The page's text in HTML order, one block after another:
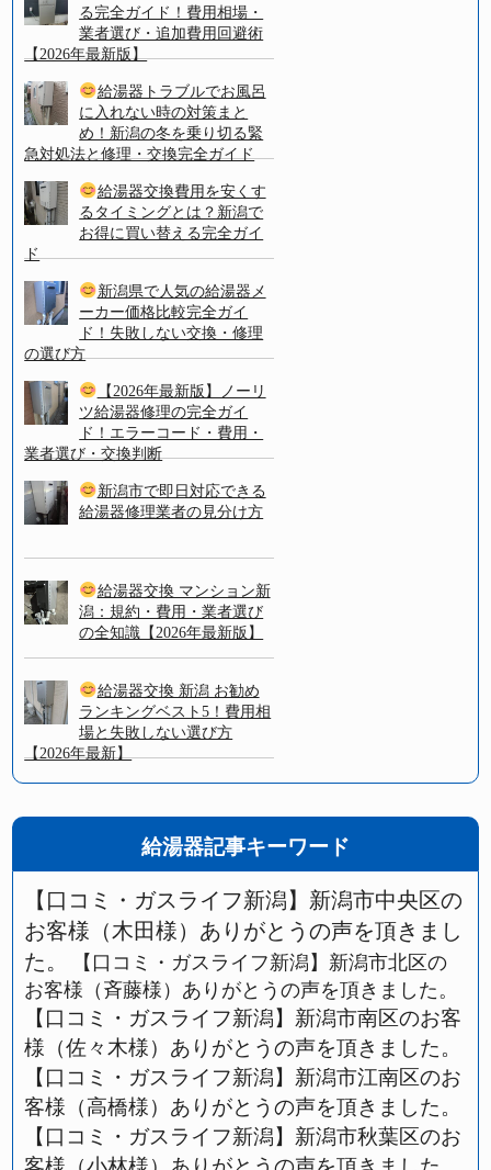
る完全ガイド！費用相場・
業者選び・追加費用回避術
【2026年最新版】
給湯器トラブルでお風呂
に入れない時の対策まと
め！新潟の冬を乗り切る緊
急対処法と修理・交換完全ガイド
給湯器交換費用を安くす
るタイミングとは？新潟で
お得に買い替える完全ガイ
ド
新潟県で人気の給湯器メ
ーカー価格比較完全ガイ
ド！失敗しない交換・修理
の選び方
【2026年最新版】ノーリ
ツ給湯器修理の完全ガイ
ド！エラーコード・費用・
業者選び・交換判断
新潟市で即日対応できる
給湯器修理業者の見分け方
給湯器交換 マンション新
潟：規約・費用・業者選び
の全知識【2026年最新版】
給湯器交換 新潟 お勧め
ランキングベスト5！費用相
場と失敗しない選び方
【2026年最新】
給湯器記事キーワード
【口コミ・ガスライフ新潟】新潟市中央区の
お客様（木田様）ありがとうの声を頂きまし
た。
【口コミ・ガスライフ新潟】新潟市北区の
お客様（斉藤様）ありがとうの声を頂きました。
【口コミ・ガスライフ新潟】新潟市南区のお客
様（佐々木様）ありがとうの声を頂きました。
【口コミ・ガスライフ新潟】新潟市江南区のお
客様（高橋様）ありがとうの声を頂きました。
【口コミ・ガスライフ新潟】新潟市秋葉区のお